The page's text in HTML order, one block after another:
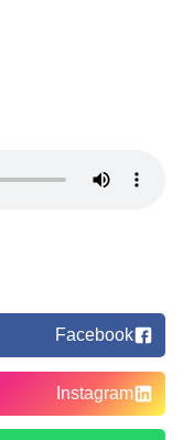
Facebook
Instagram